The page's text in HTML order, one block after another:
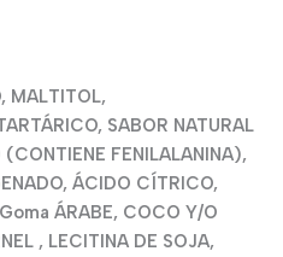
MALTITOL,
SABOR NATURAL
FENILALANINA),
ÁCIDO CÍTRICO,
ÁRABE, COCO Y/O
, LECITINA DE SOJA,